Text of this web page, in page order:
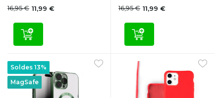
16,95 € 11,99 €
16,95 € 11,99 €
MagSafe
Soldes 13%